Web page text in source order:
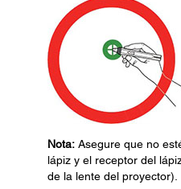
Nota: Asegure que no
lápiz y el receptor del
de la lente del proyector).